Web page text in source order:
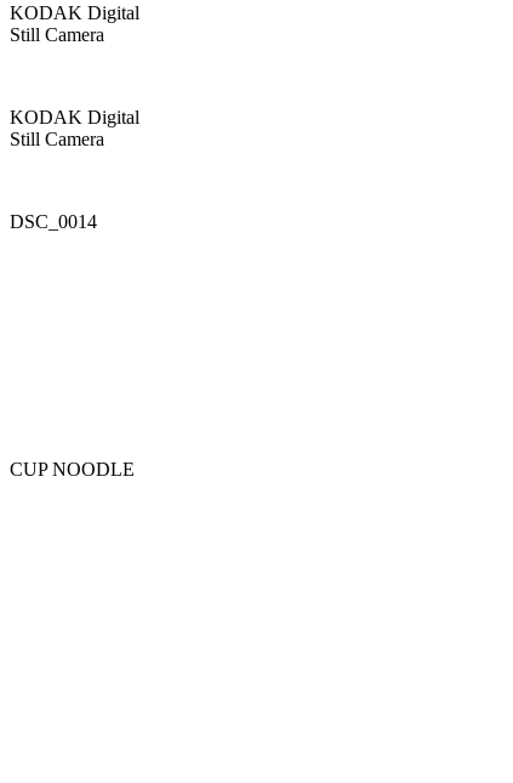
KODAK Digital
Still Camera
KODAK Digital
Still Camera
DSC_0014
CUP NOODLE